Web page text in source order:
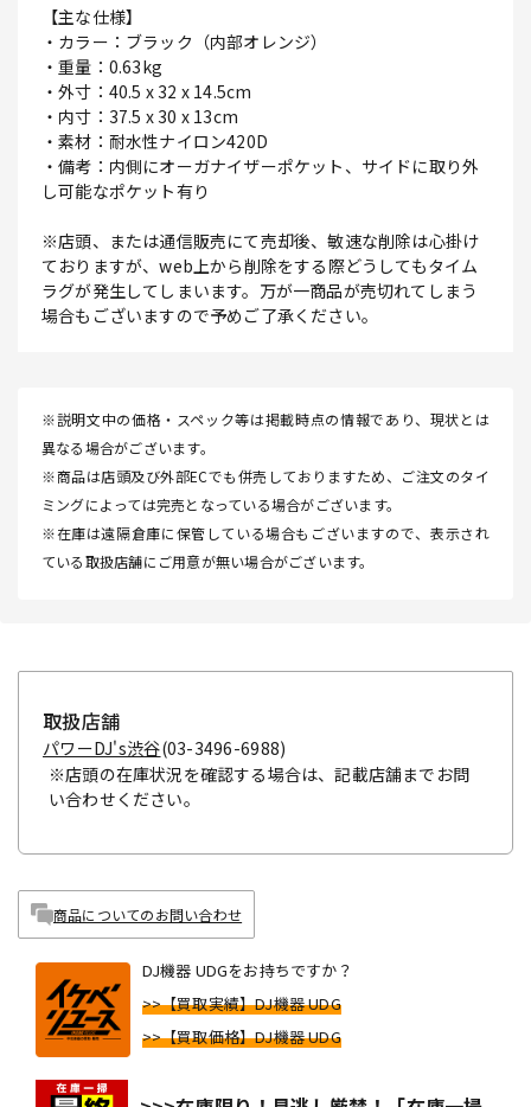
【主な仕様】
・カラー：ブラック（内部オレンジ）
・重量：0.63kg
・外寸：40.5 x 32 x 14.5cm
・内寸：37.5 x 30 x 13cm
・素材：耐水性ナイロン420D
・備考：内側にオーガナイザーポケット、サイドに取り外
し可能なポケット有り
※店頭、または通信販売にて売却後、敏速な削除は心掛け
ておりますが、web上から削除をする際どうしてもタイム
ラグが発生してしまいます。万が一商品が売切れてしまう
場合もございますので予めご了承ください。
※説明文中の価格・スペック等は掲載時点の情報であり、現状とは
異なる場合がございます。
※商品は店頭及び外部ECでも併売しておりますため、ご注文のタイ
ミングによっては完売となっている場合がございます。
※在庫は遠隔倉庫に保管している場合もございますので、表示され
ている取扱店舗にご用意が無い場合がございます。
取扱店舗
パワーDJ's渋谷(03-3496-6988)
※店頭の在庫状況を確認する場合は、記載店舗までお問
い合わせください。
商品についてのお問い合わせ
DJ機器 UDGをお持ちですか？
>>【買取実績】DJ機器 UDG
>>【買取価格】DJ機器 UDG